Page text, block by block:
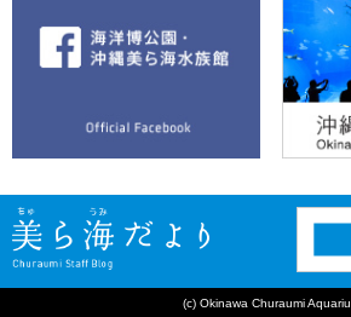
(c) Okinawa Churaumi